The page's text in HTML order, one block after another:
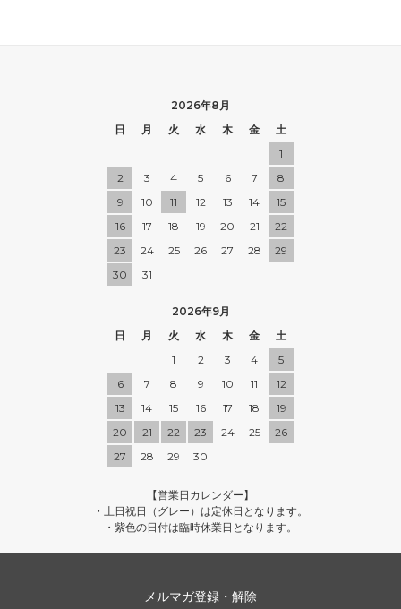
2026年8月
日
月 火 水 木 金
土
1
2
3 4 5 6 7
8
9
10 11 12 13 14
15
16
17 18 19 20 21
22
23
24 25 26 27 28
29
30
31
2026年9月
日
月 火 水 木 金
土
1
2 3 4
5
6
7 8 9 10 11
12
13
14 15 16 17 18
19
20
21 22 23 24 25
26
27
28 29 30
【営業日カレンダー】
・土日祝日（グレー）は定休日となります。
・紫色の日付は臨時休業日となります。
メルマガ登録・解除